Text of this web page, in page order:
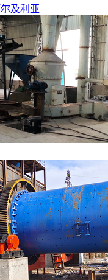
及利亚